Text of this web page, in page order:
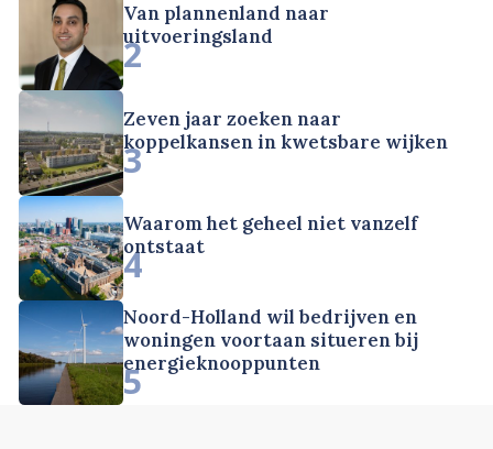
Van plannenland naar
uitvoeringsland
2
Zeven jaar zoeken naar
koppelkansen in kwetsbare wijken
3
Waarom het geheel niet vanzelf
ontstaat
4
Noord-Holland wil bedrijven en
woningen voortaan situeren bij
energieknooppunten
5